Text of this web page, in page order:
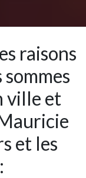
raisons
ville et
et les